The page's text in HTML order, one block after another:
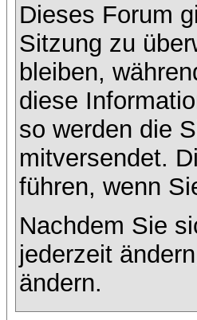
Dieses Forum
Sitzung zu
bleiben,
diese
so werden die
mitversendet.
führen, wenn
Nachdem Sie
jederzeit
ändern.